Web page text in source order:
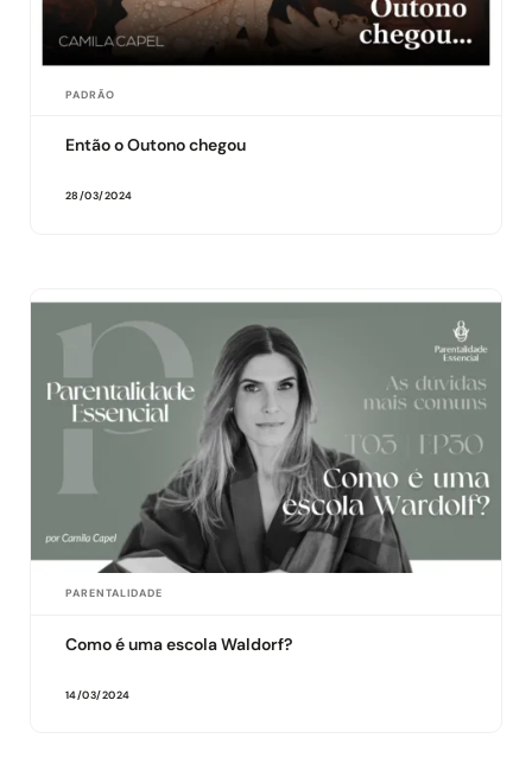
PADRÃO
Então o Outono chegou
28/03/2024
PARENTALIDADE
Como é uma escola Waldorf?
14/03/2024